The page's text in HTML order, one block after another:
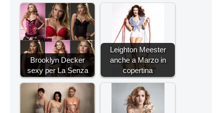
Brooklyn Decker
sexy per La Senza
Leighton Meester
anche a Marzo in
copertina